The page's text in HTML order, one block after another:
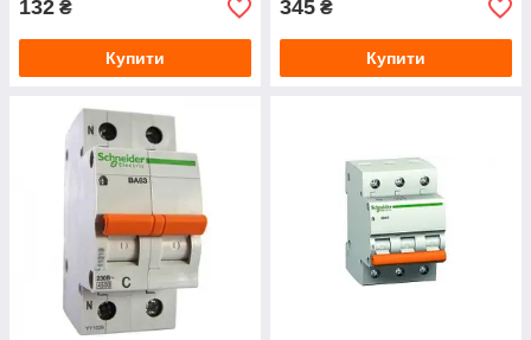
132 ₴
Купити
345 ₴
Купити